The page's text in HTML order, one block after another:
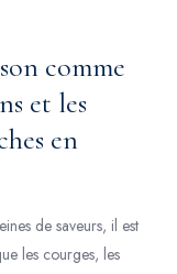
comme
et les
en
de saveurs, il est
les courges, les